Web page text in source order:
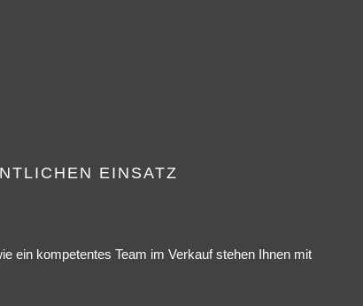
EINSATZ
ein kompetentes Team im Verkauf stehen Ihnen mit